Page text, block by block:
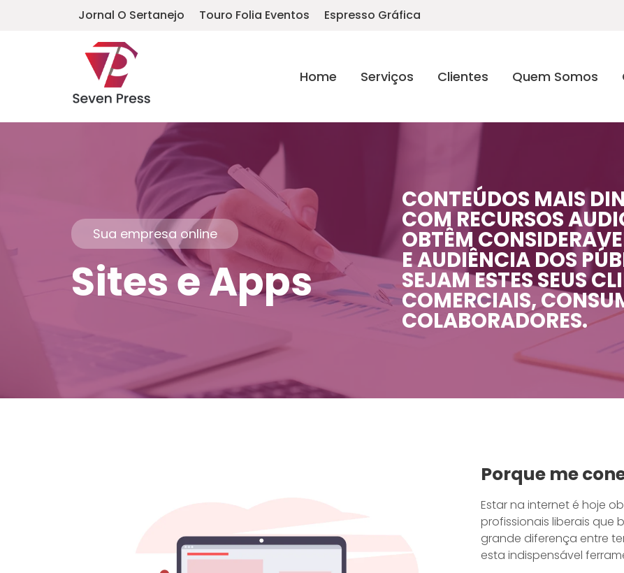
Jornal O Sertanejo Touro Folia Eventos Espresso Gráfica
Home Serviços Clientes Quem Somos
Sua empresa online
Sites e Apps
CONTEÚDOS MAIS
COM RECURSOS
OBTÊM
E AUDIÊNCIA DOS
SEJAM ESTES SEUS
COMERCIAIS,
COLABORADORES.
Porque me
Estar na internet é hoje
profissionais liberais que
grande diferença entre
esta indispensável